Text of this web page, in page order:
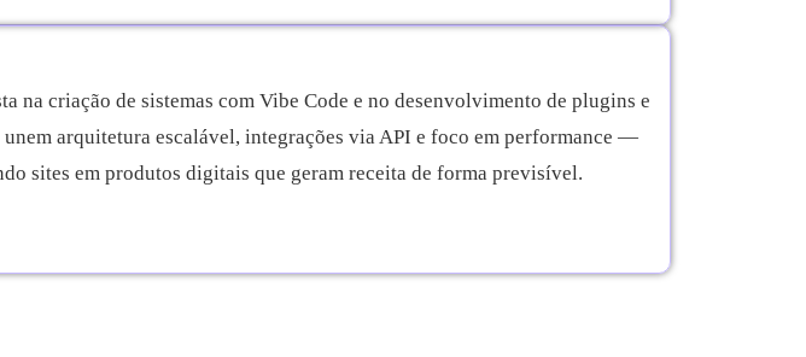
na criação de sistemas com Vibe Code e no desenvolvimento de plugins e
arquitetura escalável, integrações via API e foco em performance —
sites em produtos digitais que geram receita de forma previsível.